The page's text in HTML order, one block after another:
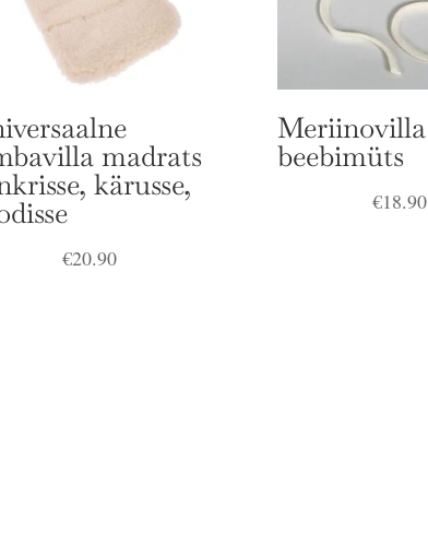
madrats
kärusse,
€20.90
Meriinovilla
beebimüts
€18.90